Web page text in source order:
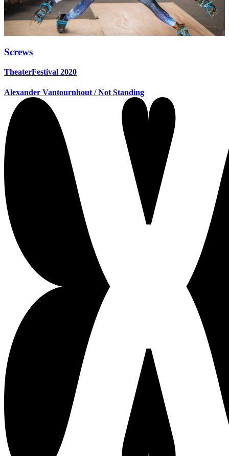
Screws
TheaterFestival 2020
Alexander Vantournhout / Not Standing